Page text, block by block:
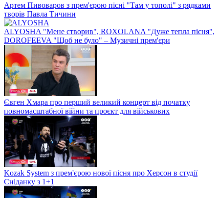
Артем Пивоваров з прем'єрою пісні "Там у тополі" з рядками
творів Павла Тичини
ALYOSHA "Мене створив", ROXOLANA "Дуже тепла пісня",
DOROFEEVA "Щоб не було" – Музичні прем'єри
Євген Хмара про перший великий концерт від початку
повномасштабної війни та проєкт для військових
Kozak System з прем'єрою нової пісня про Херсон в студії
Сніданку з 1+1